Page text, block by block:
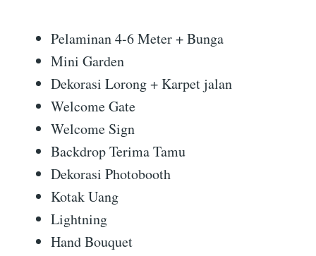
Pelaminan 4-6 Meter + Bunga
Mini Garden
Dekorasi Lorong + Karpet jalan
Welcome Gate
Welcome Sign
Backdrop Terima Tamu
Dekorasi Photobooth
Kotak Uang
Lightning
Hand Bouquet